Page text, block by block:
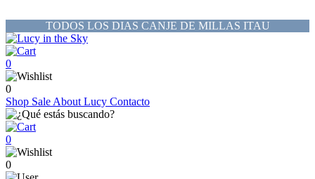
TODOS LOS DIAS CANJE DE MILLAS ITAU
0
0
Shop Sale About Lucy Contacto
0
0